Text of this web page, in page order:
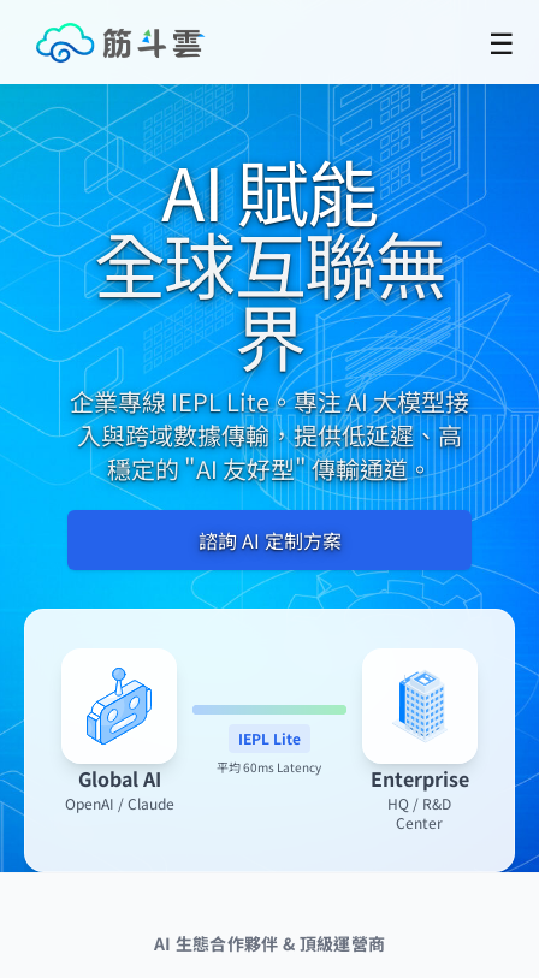
☰
AI 賦能
全球互聯無
界
企業專線 IEPL Lite。專注 AI 大模型接
入與跨域數據傳輸，提供低延遲、高
穩定的 "AI 友好型" 傳輸通道。
諮詢 AI 定制方案
Global AI
OpenAI / Claude
IEPL Lite
平均 60ms Latency Enterprise
HQ / R&D
Center
AI 生態合作夥伴 & 頂級運營商